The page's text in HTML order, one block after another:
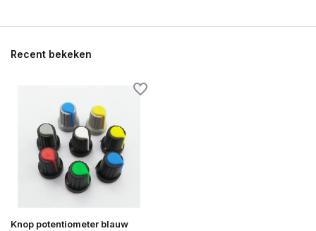
Recent bekeken
Knop potentiometer blauw